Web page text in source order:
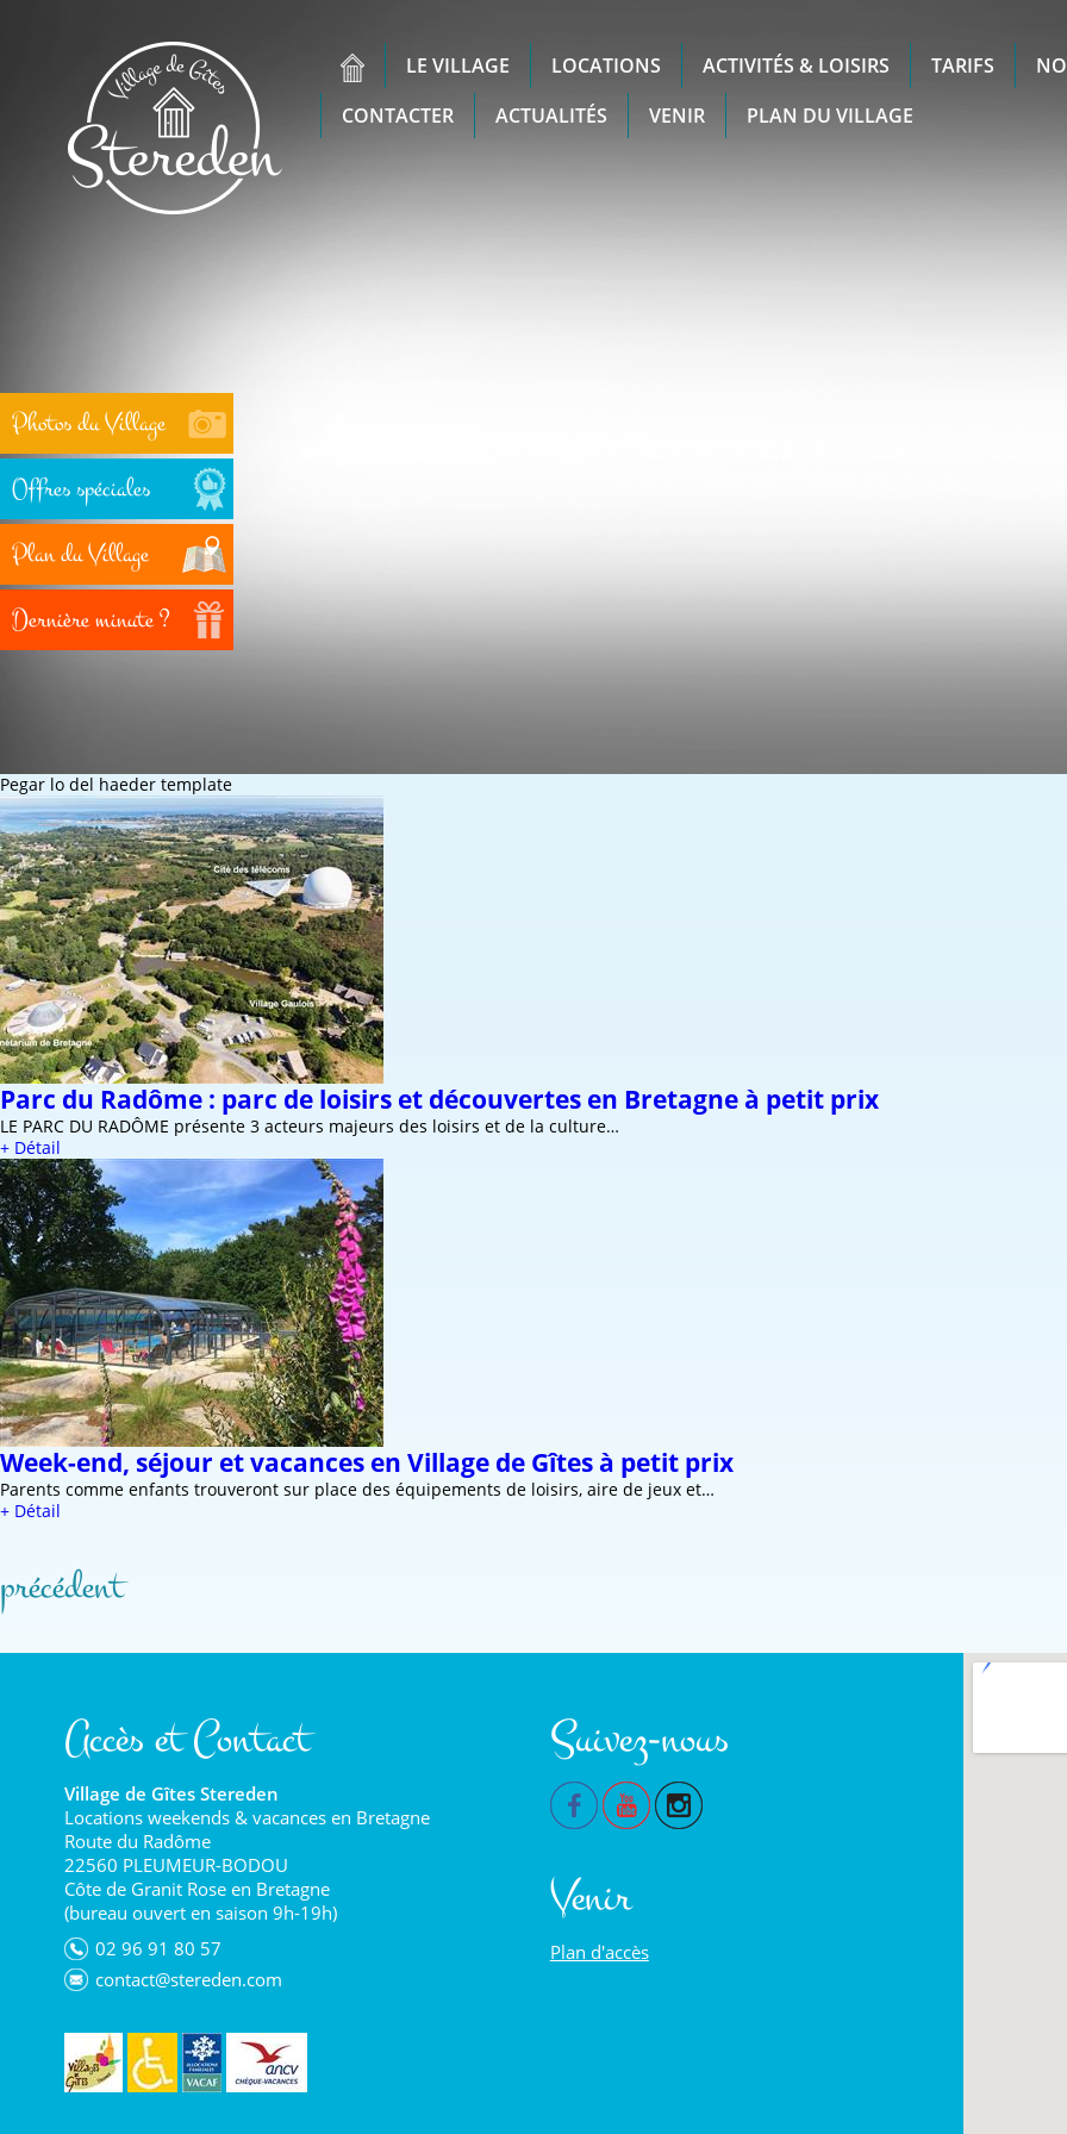
LE VILLAGE LOCATIONS ACTIVITÉS & LOISIRS TARIFS
CONTACTER
ACTUALITÉS VENIR PLAN DU VILLAGE
Photos du Village
Offres spéciales
Plan du Village
Dernière minute ?
Pegar lo del haeder template
Parc du Radôme : parc de loisirs et découvertes en Bretagne à petit prix
LE PARC DU RADÔME présente 3 acteurs majeurs des loisirs et de la culture…
+ Détail
Week-end, séjour et vacances en Village de Gîtes à petit prix
Parents comme enfants trouveront sur place des équipements de loisirs, aire de jeux et…
+ Détail
précédent
Accès et Contact
Village de Gîtes Stereden
Locations weekends & vacances en Bretagne
Route du Radôme
22560 PLEUMEUR-BODOU
Côte de Granit Rose en Bretagne
(bureau ouvert en saison 9h-19h)
02 96 91 80 57
contact@stereden.com
Suivez-nous
Venir
Plan d'accès